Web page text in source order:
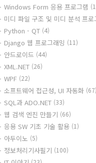
Windows Form 응용 프로그램
미디 파일 구조 및 미디 분석 프로
Python - QT (4)
Django 웹 프로그래밍 (11)
안드로이드 (44)
XML.NET (26)
WPF (22)
소프트웨어 접근성, UI 자동화 (67)
SQL과 ADO.NET (33)
웹 검색 엔진 만들기 (66)
응용 SW 기초 기술 활용 (1)
아두이노 (5)
정보처리기사필기 (100)